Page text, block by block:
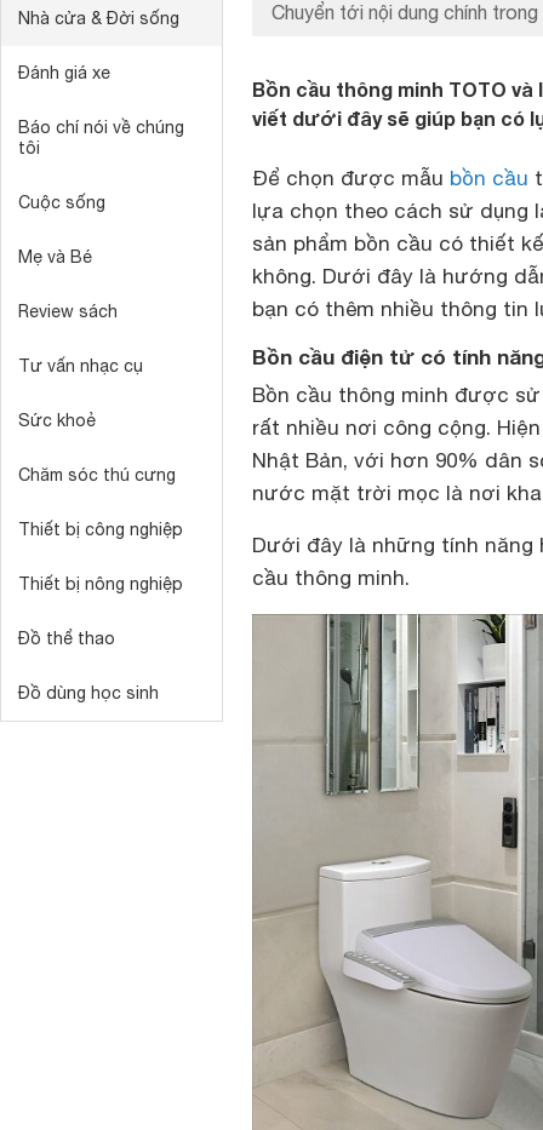
Nhà cửa & Đời sống
Đánh giá xe
Báo chí nói về chúng
tôi
Cuộc sống
Mẹ và Bé
Review sách
Tư vấn nhạc cụ
Sức khoẻ
Chăm sóc thú cưng
Thiết bị công nghiệp
Thiết bị nông nghiệp
Đồ thể thao
Đồ dùng học sinh
Chuyển tới nội dung chính trong
Bồn cầu thông minh TOTO
viết dưới đây sẽ giúp bạn có
Để chọn được mẫu bồn cầu
lựa chọn theo cách sử dụng
sản phẩm bồn cầu có thiết
không. Dưới đây là hướng
bạn có thêm nhiều thông tin
Bồn cầu điện tử có tính
Bồn cầu thông minh được
rất nhiều nơi công cộng.
Nhật Bản, với hơn 90% dân
nước mặt trời mọc là nơi
Dưới đây là những tính
cầu thông minh.